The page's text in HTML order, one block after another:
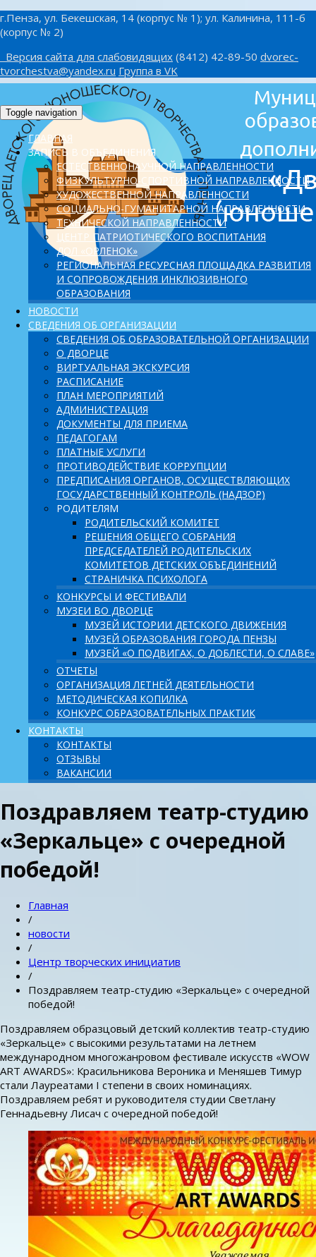
г.Пенза, ул. Бекешская, 14 (корпус № 1); ул. Калинина, 111-б
(корпус № 2)
Версия сайта для слабовидящих (8412) 42-89-50 dvorec-
tvorchestva@yandex.ru Группа в VK
Toggle navigation
ГЛАВНАЯ
ЗАПИСЬ В ОБЪЕДИНЕНИЯ
ЕСТЕСТВЕННОНАУЧНОЙ НАПРАВЛЕННОСТИ
ФИЗКУЛЬТУРНО-СПОРТИВНОЙ НАПРАВЛЕННОСТИ
ХУДОЖЕСТВЕННОЙ НАПРАВЛЕННОСТИ
СОЦИАЛЬНО-ГУМАНИТАРНОЙ НАПРАВЛЕННОСТИ
ТЕХНИЧЕСКОЙ НАПРАВЛЕННОСТИ
ЦЕНТР ПАТРИОТИЧЕСКОГО ВОСПИТАНИЯ
ДОЛ «ОРЛЕНОК»
PЕГИОНАЛЬНАЯ РЕСУРСНАЯ ПЛОЩАДКА РАЗВИТИЯ
И СОПРОВОЖДЕНИЯ ИНКЛЮЗИВНОГО
ОБРАЗОВАНИЯ
НОВОСТИ
СВЕДЕНИЯ ОБ ОРГАНИЗАЦИИ
СВЕДЕНИЯ ОБ ОБРАЗОВАТЕЛЬНОЙ ОРГАНИЗАЦИИ
О ДВОРЦЕ
ВИРТУАЛЬНАЯ ЭКСКУРСИЯ
РАСПИСАНИЕ
ПЛАН МЕРОПРИЯТИЙ
АДМИНИСТРАЦИЯ
ДОКУМЕНТЫ ДЛЯ ПРИЕМА
ПЕДАГОГАМ
ПЛАТНЫЕ УСЛУГИ
ПРОТИВОДЕЙСТВИЕ КОРРУПЦИИ
ПРЕДПИСАНИЯ ОРГАНОВ, ОСУЩЕСТВЛЯЮЩИХ
ГОСУДАРСТВЕННЫЙ КОНТРОЛЬ (НАДЗОР)
РОДИТЕЛЯМ
РОДИТЕЛЬСКИЙ КОМИТЕТ
РЕШЕНИЯ ОБЩЕГО СОБРАНИЯ
ПРЕДСЕДАТЕЛЕЙ РОДИТЕЛЬСКИХ
КОМИТЕТОВ ДЕТСКИХ ОБЪЕДИНЕНИЙ
СТРАНИЧКА ПСИХОЛОГА
КОНКУРСЫ И ФЕСТИВАЛИ
МУЗЕИ ВО ДВОРЦЕ
МУЗЕЙ ИСТОРИИ ДЕТСКОГО ДВИЖЕНИЯ
МУЗЕЙ ОБРАЗОВАНИЯ ГОРОДА ПЕНЗЫ
МУЗЕЙ «О ПОДВИГАХ, О ДОБЛЕСТИ, О СЛАВЕ»
ОТЧЕТЫ
ОРГАНИЗАЦИЯ ЛЕТНЕЙ ДЕЯТЕЛЬНОСТИ
МЕТОДИЧЕСКАЯ КОПИЛКА
КОНКУРС ОБРАЗОВАТЕЛЬНЫХ ПРАКТИК
КОНТАКТЫ
КОНТАКТЫ
ОТЗЫВЫ
ВАКАНСИИ
Поздравляем театр-студию
«Зеркальце» с очередной
победой!
Главная
/
новости
/
Центр творческих инициатив
/
Поздравляем театр-студию «Зеркальце» с очередной
победой!
Поздравляем образцовый детский коллектив театр-студию
«Зеркальце» с высокими результатами на летнем
международном многожанровом фестивале искусств «WOW
ART AWARDS»: Красильникова Вероника и Меняшев Тимур
стали Лауреатами I степени в своих номинациях.
Поздравляем ребят и руководителя студии Светлану
Геннадьевну Лисач с очередной победой!